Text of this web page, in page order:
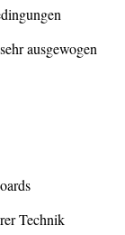
ausgewogen
Technik